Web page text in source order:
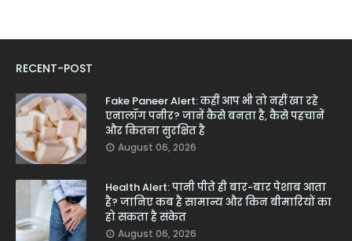
RECENT-POST
Fake Paneer Alert: कहीं आप भी तो नहीं खा रहे
एनालॉग पनीर? जानें कैसे बनता है, कैसे पहचानें
और कितना सुरक्षित है
August 06, 2026
Health Alert: पानी पीते ही बार-बार पेशाब आता
है? जानिए कब है सामान्य और किन बीमारियों का
हो सकता है संकेत
August 06, 2026